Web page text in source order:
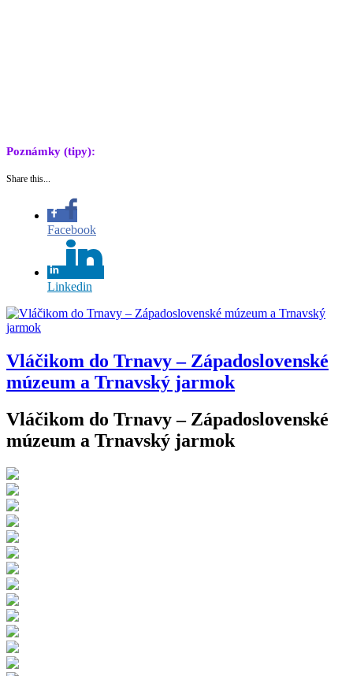
Poznámky (tipy):
Share this...
Facebook
Linkedin
Vláčikom do Trnavy – Západoslovenské
múzeum a Trnavský jarmok
Vláčikom do Trnavy – Západoslovenské
múzeum a Trnavský jarmok